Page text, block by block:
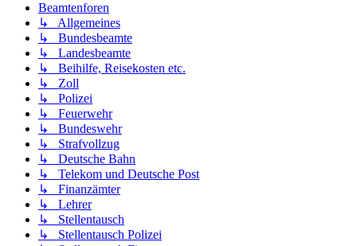
Beamtenforen
↳ Allgemeines
↳ Bundesbeamte
↳ Landesbeamte
↳ Beihilfe, Reisekosten etc.
↳ Zoll
↳ Polizei
↳ Feuerwehr
↳ Bundeswehr
↳ Strafvollzug
↳ Deutsche Bahn
↳ Telekom und Deutsche Post
↳ Finanzämter
↳ Lehrer
↳ Stellentausch
↳ Stellentausch Polizei